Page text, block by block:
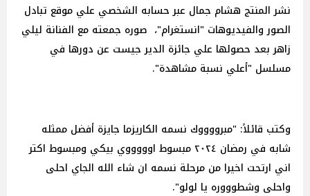
نشر المنتج هشام جمال عبر حسابه الشخصي علي موقع تبادل
الصور والفيديوهات "انستغرام"، صوره جمعته مع الفنانة ليلي
زاهر بعد حصولها علي جائزة الدير جيست عن دورها في
مسلسل "أعلي نسبة مشاهدة".
وكتب قائلاً: "مبرووووك نسمه الكاريزما جايزة أفضل ممثله
شابه في رمضان ٢٠٢٤ مبسوط اوووووي بيكي ومبسوط اكتر
اني ارتحت اخيرا من مرحلة نسمه ان شاء الله الجاي احلى
واحلى وشطوووره يا لولو".